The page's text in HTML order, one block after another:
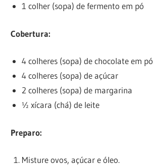
1 colher (sopa) de fermento em pó
Cobertura:
4 colheres (sopa) de chocolate em pó
4 colheres (sopa) de açúcar
2 colheres (sopa) de margarina
½ xícara (chá) de leite
Preparo:
Misture ovos, açúcar e óleo.